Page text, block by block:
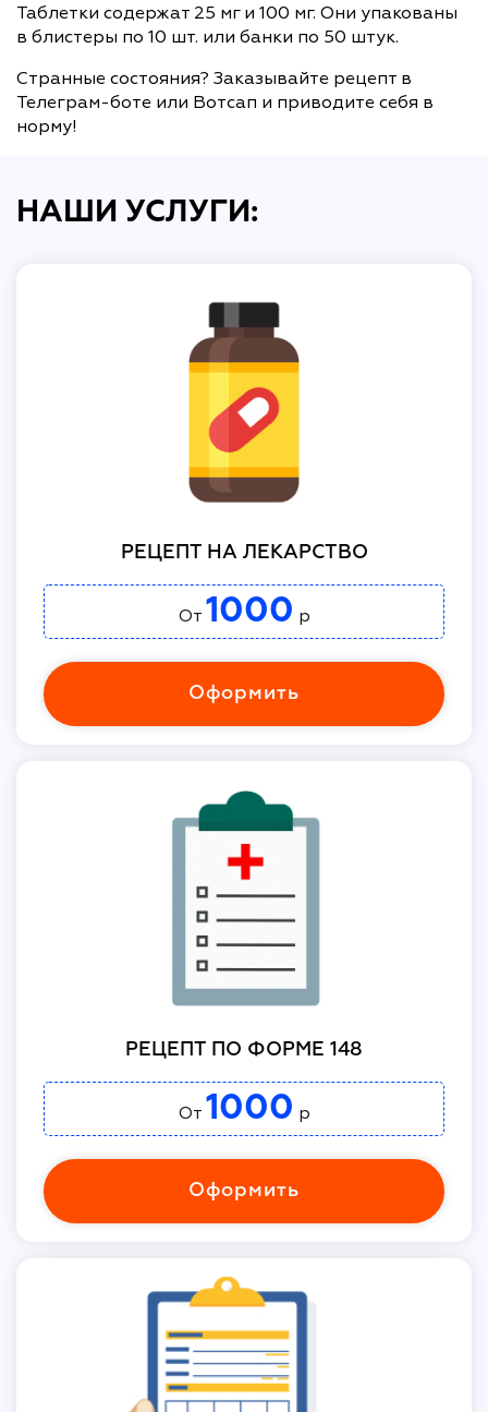
Таблетки содержат 25 мг и 100 мг. Они упакованы
в блистеры по 10 шт. или банки по 50 штук.
Странные состояния? Заказывайте рецепт в
Телеграм-боте или Вотсап и приводите себя в
норму!
НАШИ УСЛУГИ:
РЕЦЕПТ НА ЛЕКАРСТВО
От 1000 р
Оформить
РЕЦЕПТ ПО ФОРМЕ 148
От 1000 р
Оформить